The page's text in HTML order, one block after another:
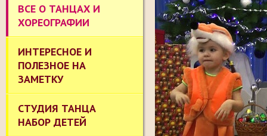
ВСЕ О ТАНЦАХ И
ХОРЕОГРАФИИ
ИНТЕРЕСНОЕ И
ПОЛЕЗНОЕ НА
ЗАМЕТКУ
СТУДИЯ ТАНЦА
НАБОР ДЕТЕЙ